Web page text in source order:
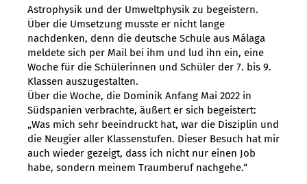
Astrophysik und der Umweltphysik zu begeistern.
Über die Umsetzung musste er nicht lange
nachdenken, denn die deutsche Schule aus Málaga
meldete sich per Mail bei ihm und lud ihn ein, eine
Woche für die Schülerinnen und Schüler der 7. bis 9.
Klassen auszugestalten.
Über die Woche, die Dominik Anfang Mai 2022 in
Südspanien verbrachte, äußert er sich begeistert:
„Was mich sehr beeindruckt hat, war die Disziplin und
die Neugier aller Klassenstufen. Dieser Besuch hat mir
auch wieder gezeigt, dass ich nicht nur einen Job
habe, sondern meinem Traumberuf nachgehe.“